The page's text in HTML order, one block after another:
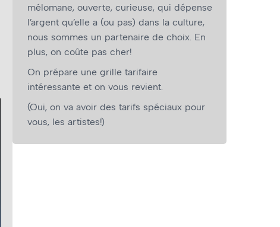
mélomane, ouverte, curieuse, qui dépense
l’argent qu’elle a (ou pas) dans la culture,
nous sommes un partenaire de choix. En
plus, on coûte pas cher!
On prépare une grille tarifaire
intéressante et on vous revient.
(Oui, on va avoir des tarifs spéciaux pour
vous, les artistes!)